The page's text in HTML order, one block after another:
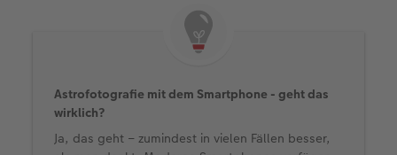
Astrofotografie mit dem Smartphone - geht das
wirklich?
Ja, das geht – zumindest in vielen Fällen besser,